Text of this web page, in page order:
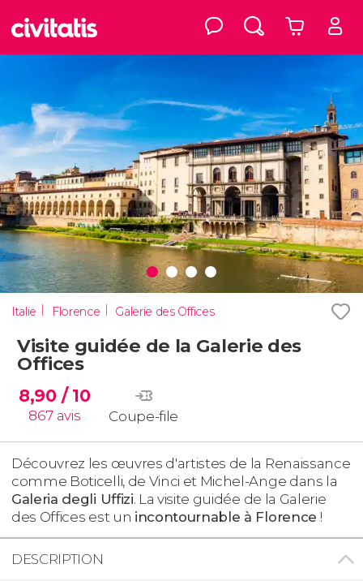
Italie Florence Galerie des Offices
Visite guidée de la Galerie des
Offices
8,90 / 10
867 avis Coupe-file
Découvrez les œuvres d'artistes de la Renaissance
comme Boticelli, de Vinci et Michel-Ange dans la
Galeria degli Uffizi. La visite guidée de la Galerie
des Offices est un incontournable à Florence !
DESCRIPTION